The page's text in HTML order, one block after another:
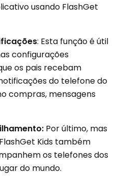
usando FlashGet
: Esta função é útil
configurações
os pais recebam
do telefone do
compras, mensagens
Por último, mas
Kids também
os telefones dos
do mundo.